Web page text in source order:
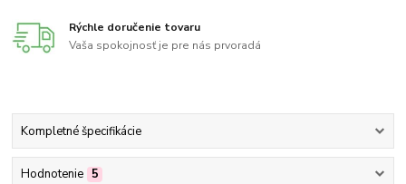
Rýchle doručenie tovaru
Vaša spokojnosť je pre nás prvoradá
Kompletné špecifikácie
Hodnotenie 5